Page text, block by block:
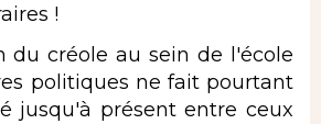
!
créole au sein de l'école
politiques ne fait pourtant
jusqu'à présent entre ceux